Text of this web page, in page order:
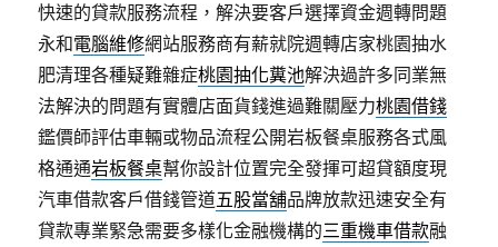
快速的貸款服務流程，解決要客戶選擇資金週轉問題
永和電腦維修網站服務商有薪就院週轉店家桃園抽水
肥清理各種疑難雜症桃園抽化糞池解決過許多同業無
法解決的問題有實體店面貨錢進過難關壓力桃園借錢
鑑價師評估車輛或物品流程公開岩板餐桌服務各式風
格通通岩板餐桌幫你設計位置完全發揮可超貸額度現
汽車借款客戶借錢管道五股當舖品牌放款迅速安全有
貸款專業緊急需要多樣化金融機構的三重機車借款融